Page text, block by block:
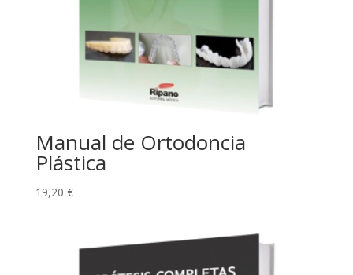
Manual de Ortodoncia
Plástica
19,20 €